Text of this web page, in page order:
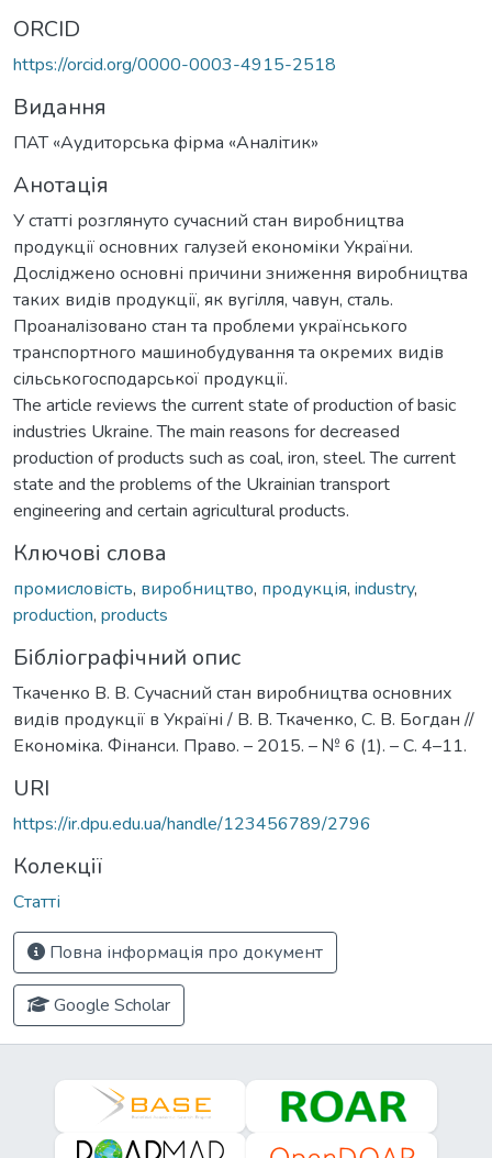
ORCID
https://orcid.org/0000-0003-4915-2518
Видання
ПАТ «Аудиторська фірма «Аналітик»
Анотація
У статті розглянуто сучасний стан виробництва
продукції основних галузей економіки України.
Досліджено основні причини зниження виробництва
таких видів продукції, як вугілля, чавун, сталь.
Проаналізовано стан та проблеми українського
транспортного машинобудування та окремих видів
сільськогосподарської продукції.
The article reviews the current state of production of basic
industries Ukraine. The main reasons for decreased
production of products such as coal, iron, steel. The current
state and the problems of the Ukrainian transport
engineering and certain agricultural products.
Ключові слова
промисловість, виробництво, продукція, industry,
production, products
Бібліографічний опис
Ткаченко В. В. Сучасний стан виробництва основних
видів продукції в Україні / В. В. Ткаченко, С. В. Богдан //
Економіка. Фінанси. Право. – 2015. – № 6 (1). – С. 4–11.
URI
https://ir.dpu.edu.ua/handle/123456789/2796
Колекції
Статті
Повна інформація про документ
Google Scholar